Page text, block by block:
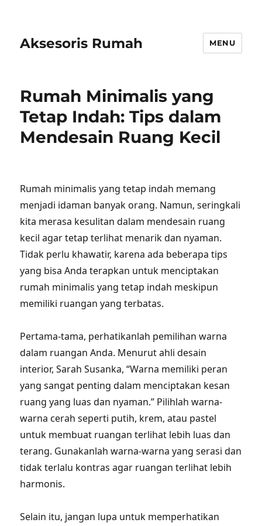
Aksesoris Rumah MENU
Rumah Minimalis yang
Tetap Indah: Tips dalam
Mendesain Ruang Kecil
Rumah minimalis yang tetap indah memang
menjadi idaman banyak orang. Namun, seringkali
kita merasa kesulitan dalam mendesain ruang
kecil agar tetap terlihat menarik dan nyaman.
Tidak perlu khawatir, karena ada beberapa tips
yang bisa Anda terapkan untuk menciptakan
rumah minimalis yang tetap indah meskipun
memiliki ruangan yang terbatas.
Pertama-tama, perhatikanlah pemilihan warna
dalam ruangan Anda. Menurut ahli desain
interior, Sarah Susanka, “Warna memiliki peran
yang sangat penting dalam menciptakan kesan
ruang yang luas dan nyaman.” Pilihlah warna-
warna cerah seperti putih, krem, atau pastel
untuk membuat ruangan terlihat lebih luas dan
terang. Gunakanlah warna-warna yang serasi dan
tidak terlalu kontras agar ruangan terlihat lebih
harmonis.
Selain itu, jangan lupa untuk memperhatikan